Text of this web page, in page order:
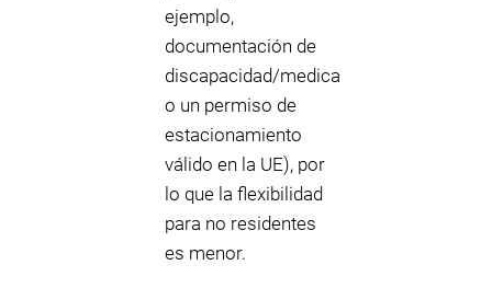
ejemplo,
documentación de
discapacidad/medica
o un permiso de
estacionamiento
válido en la UE), por
lo que la flexibilidad
para no residentes
es menor.